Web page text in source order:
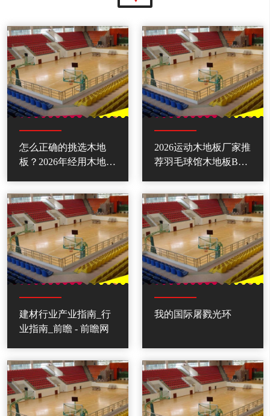
怎么正确的挑选木地
板？2026年经用木地板
2026运动木地板厂家推
荐羽毛球馆木地板B级
建材行业产业指南_行
业指南_前瞻 - 前瞻网
我的国际屠戮光环